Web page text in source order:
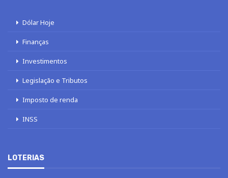
Dólar Hoje
Finanças
Investimentos
Legislação e Tributos
Imposto de renda
INSS
LOTERIAS